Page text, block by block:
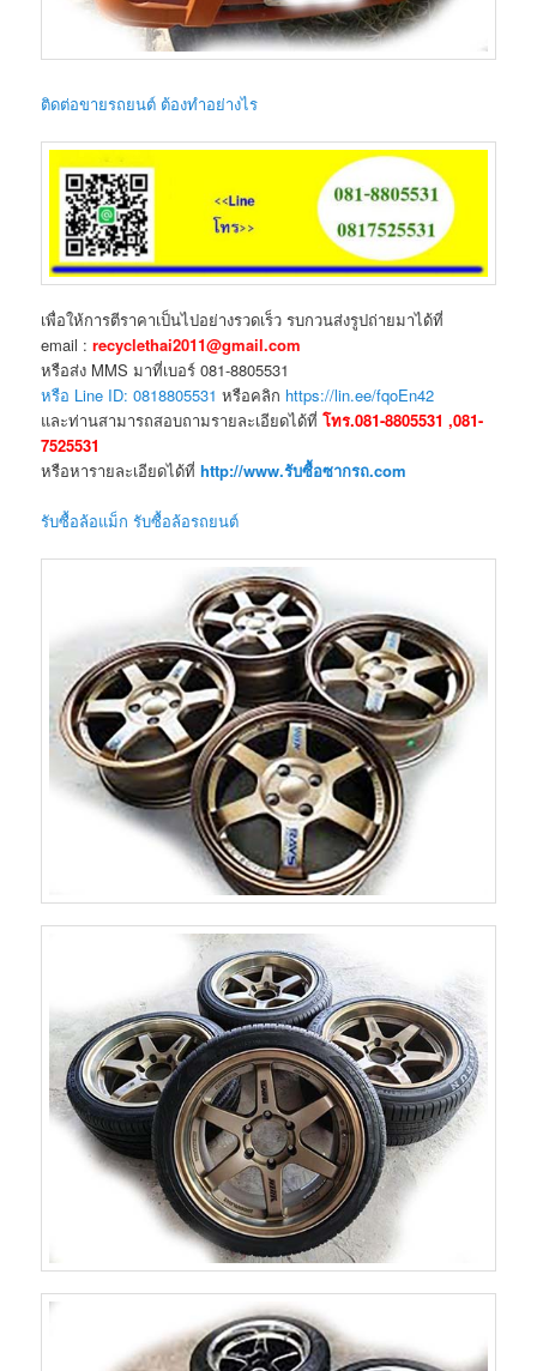
ติดต่อขายรถยนต์ ต้องทำอย่างไร
เพื่อให้การตีราคาเป็นไปอย่างรวดเร็ว รบกวนส่งรูปถ่ายมาได้ที่
email : recyclethai2011@gmail.com
หรือส่ง MMS มาที่เบอร์ 081-8805531
หรือ Line ID: 0818805531 หรือคลิก https://lin.ee/fqoEn42
และท่านสามารถสอบถามรายละเอียดได้ที่โทร.081-8805531 ,081-
7525531
หรือหารายละเอียดได้ที่ http://www.รับซื้อซากรถ.com
รับซื้อล้อแม็ก รับซื้อล้อรถยนต์